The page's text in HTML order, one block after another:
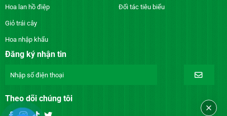
Hoa lan hồ điệp
Giỏ trái cây
Hoa nhập khẩu
Đối tác tiêu biểu
Đăng ký nhận tin
Theo dõi chúng tôi